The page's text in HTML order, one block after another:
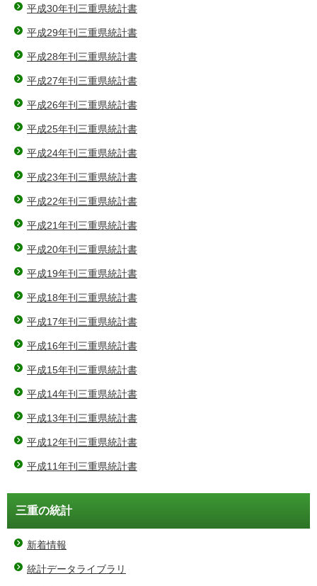
平成30年刊三重県統計書
平成29年刊三重県統計書
平成28年刊三重県統計書
平成27年刊三重県統計書
平成26年刊三重県統計書
平成25年刊三重県統計書
平成24年刊三重県統計書
平成23年刊三重県統計書
平成22年刊三重県統計書
平成21年刊三重県統計書
平成20年刊三重県統計書
平成19年刊三重県統計書
平成18年刊三重県統計書
平成17年刊三重県統計書
平成16年刊三重県統計書
平成15年刊三重県統計書
平成14年刊三重県統計書
平成13年刊三重県統計書
平成12年刊三重県統計書
平成11年刊三重県統計書
三重の統計
新着情報
統計データライブラリ